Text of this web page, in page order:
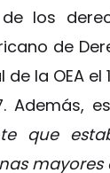
los
de
la OEA el
Además,
que